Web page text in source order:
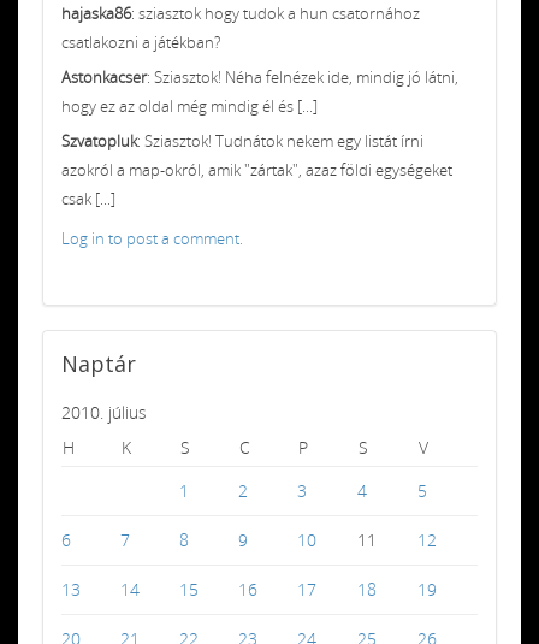
hajaska86: sziasztok hogy tudok a hun csatornához
csatlakozni a játékban?
Astonkacser: Sziasztok! Néha felnézek ide, mindig jó látni,
hogy ez az oldal még mindig él és [...]
Szvatopluk: Sziasztok! Tudnátok nekem egy listát írni
azokról a map-okról, amik "zártak", azaz földi egységeket
csak [...]
Log in to post a comment.
Naptár
2010. július
H
K S C P S
V
1
2 3 4 5
6 7 8 9 10 11 12
13 14 15 16 17 18 19
20 21 22 23 24 25 26